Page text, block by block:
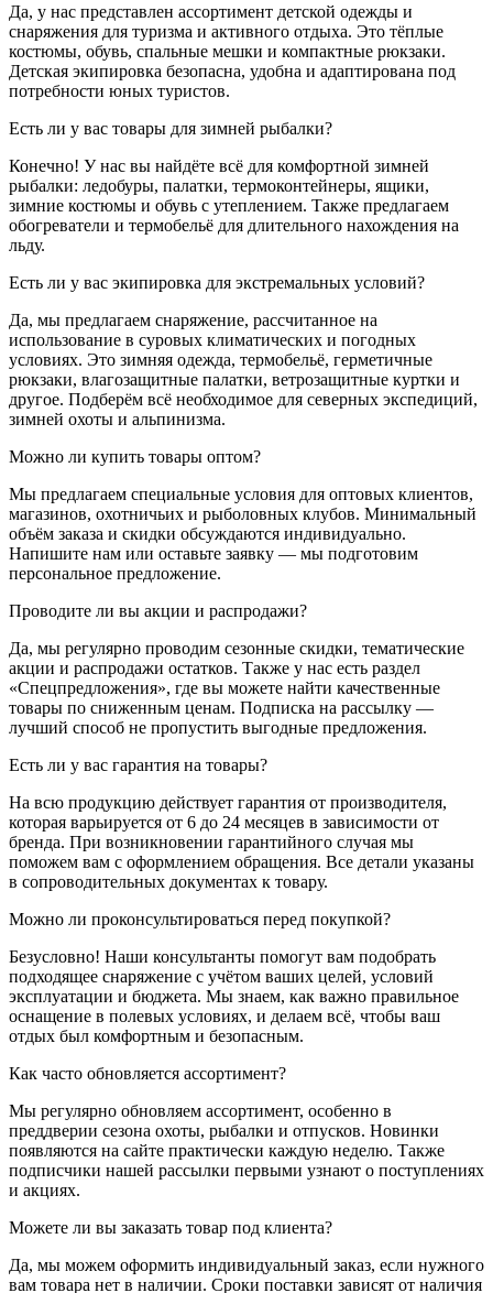
Да, у нас представлен ассортимент детской одежды и
снаряжения для туризма и активного отдыха. Это тёплые
костюмы, обувь, спальные мешки и компактные рюкзаки.
Детская экипировка безопасна, удобна и адаптирована под
потребности юных туристов.
Есть ли у вас товары для зимней рыбалки?
Конечно! У нас вы найдёте всё для комфортной зимней
рыбалки: ледобуры, палатки, термоконтейнеры, ящики,
зимние костюмы и обувь с утеплением. Также предлагаем
обогреватели и термобельё для длительного нахождения на
льду.
Есть ли у вас экипировка для экстремальных условий?
Да, мы предлагаем снаряжение, рассчитанное на
использование в суровых климатических и погодных
условиях. Это зимняя одежда, термобельё, герметичные
рюкзаки, влагозащитные палатки, ветрозащитные куртки и
другое. Подберём всё необходимое для северных экспедиций,
зимней охоты и альпинизма.
Можно ли купить товары оптом?
Мы предлагаем специальные условия для оптовых клиентов,
магазинов, охотничьих и рыболовных клубов. Минимальный
объём заказа и скидки обсуждаются индивидуально.
Напишите нам или оставьте заявку — мы подготовим
персональное предложение.
Проводите ли вы акции и распродажи?
Да, мы регулярно проводим сезонные скидки, тематические
акции и распродажи остатков. Также у нас есть раздел
«Спецпредложения», где вы можете найти качественные
товары по сниженным ценам. Подписка на рассылку —
лучший способ не пропустить выгодные предложения.
Есть ли у вас гарантия на товары?
На всю продукцию действует гарантия от производителя,
которая варьируется от 6 до 24 месяцев в зависимости от
бренда. При возникновении гарантийного случая мы
поможем вам с оформлением обращения. Все детали указаны
в сопроводительных документах к товару.
Можно ли проконсультироваться перед покупкой?
Безусловно! Наши консультанты помогут вам подобрать
подходящее снаряжение с учётом ваших целей, условий
эксплуатации и бюджета. Мы знаем, как важно правильное
оснащение в полевых условиях, и делаем всё, чтобы ваш
отдых был комфортным и безопасным.
Как часто обновляется ассортимент?
Мы регулярно обновляем ассортимент, особенно в
преддверии сезона охоты, рыбалки и отпусков. Новинки
появляются на сайте практически каждую неделю. Также
подписчики нашей рассылки первыми узнают о поступлениях
и акциях.
Можете ли вы заказать товар под клиента?
Да, мы можем оформить индивидуальный заказ, если нужного
вам товара нет в наличии. Сроки поставки зависят от наличия